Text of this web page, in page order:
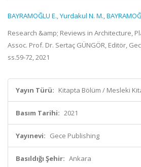
BAYRAMOĞLU E.,Yurdakul N. M.,
Research &amp; Reviews in Architecture,
Assoc. Prof. Dr. Sertaç GÜNGÖR, Editör,
ss.59-72, 2021
Yayın Türü: Kitapta Bölüm / Mesleki
Basım Tarihi: 2021
Yayınevi: Gece Publishing
Basıldığı Şehir: Ankara